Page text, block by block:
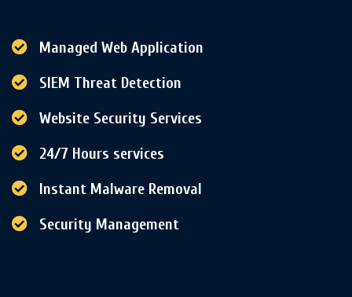
Managed Web Application
SIEM Threat Detection
Website Security Services
24/7 Hours services
Instant Malware Removal
Security Management